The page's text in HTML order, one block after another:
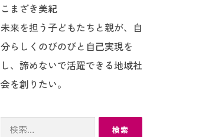
こまざき美紀
未来を担う子どもたちと親が、自
分らしくのびのびと自己実現を
し、諦めないで活躍できる地域社
会を創りたい。